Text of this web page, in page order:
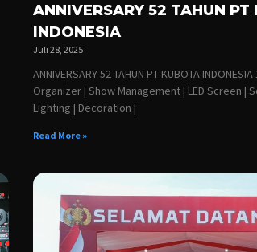
ANNIVERSARY 52 TAHUN PT
INDONESIA
Juli 28, 2025
ANNIVERSARY 52 TAHUN PT KUBOTA
Organizer | Show Management | LED Screen |
Lighting | Decoration |
Read More »